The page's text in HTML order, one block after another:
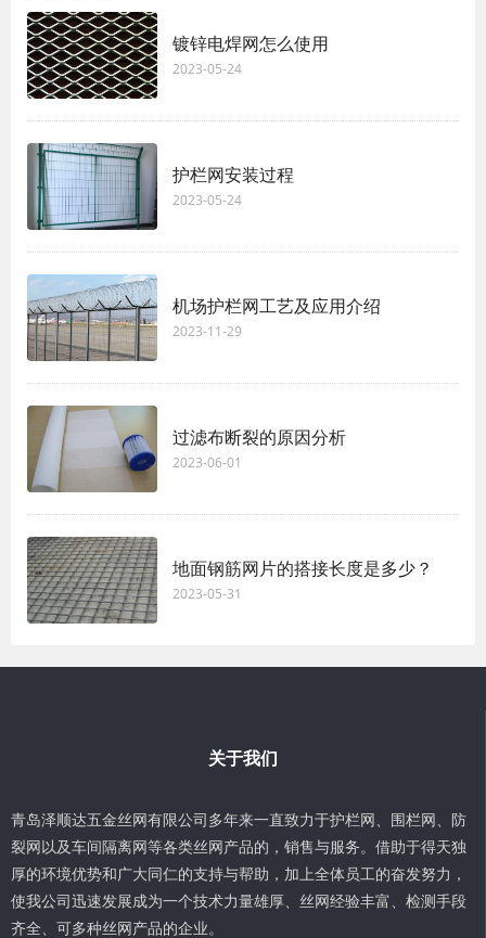
镀锌电焊网怎么使用
2023-05-24
护栏网安装过程
2023-05-24
机场护栏网工艺及应用介绍
2023-11-29
过滤布断裂的原因分析
2023-06-01
地面钢筋网片的搭接长度是多少？
2023-05-31
关于我们
青岛泽顺达五金丝网有限公司多年来一直致力于护栏网、围栏网、防
裂网以及车间隔离网等各类丝网产品的，销售与服务。借助于得天独
厚的环境优势和广大同仁的支持与帮助，加上全体员工的奋发努力，
使我公司迅速发展成为一个技术力量雄厚、丝网经验丰富、检测手段
齐全、可多种丝网产品的企业。